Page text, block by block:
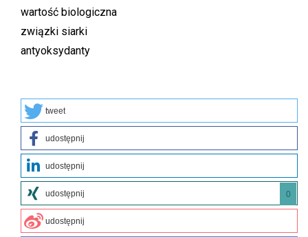
wartość biologiczna
związki siarki
antyoksydanty
tweet
udostępnij
udostępnij
udostępnij 0
udostępnij